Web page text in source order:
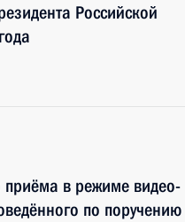
Российской
приёма в режиме видео-
по поручению